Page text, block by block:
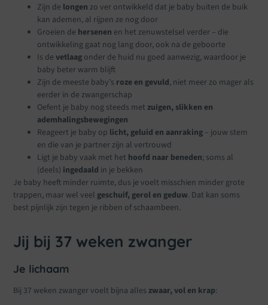
Zijn de longen zo ver ontwikkeld dat je baby buiten de buik
kan ademen, al rijpen ze nog door
Groeien de hersenen en het zenuwstelsel verder – die
ontwikkeling gaat nog lang door, ook na de geboorte
Is devetlaag onder de huid nu goed aanwezig, waardoor je
baby beter warm blijft
Zijn de meeste baby’s roze en gevuld, niet meer zo mager als
eerder in de zwangerschap
Oefent je baby nog steeds met zuigen, slikken en
ademhalingsbewegingen
Reageert je baby op licht, geluid en aanraking – jouw stem
en die van je partner zijn al vertrouwd
Ligt je baby vaak met het hoofd naar beneden; soms al
(deels) ingedaald in je bekken
Je baby heeft minder ruimte, dus je voelt misschien minder grote
trappen, maar wel veel geschuif, gerol en geduw. Dat kan soms
best pijnlijk zijn tegen je ribben of schaambeen.
Jij bij 37 weken zwanger
Je lichaam
Bij 37 weken zwanger voelt bijna alles zwaar, vol en krap: